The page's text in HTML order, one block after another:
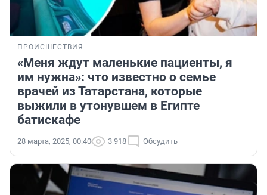
ПРОИСШЕСТВИЯ
«Меня ждут маленькие пациенты, я
им нужна»: что известно о семье
врачей из Татарстана, которые
выжили в утонувшем в Египте
батискафе
28 марта, 2025, 00:40 3 918 Обсудить